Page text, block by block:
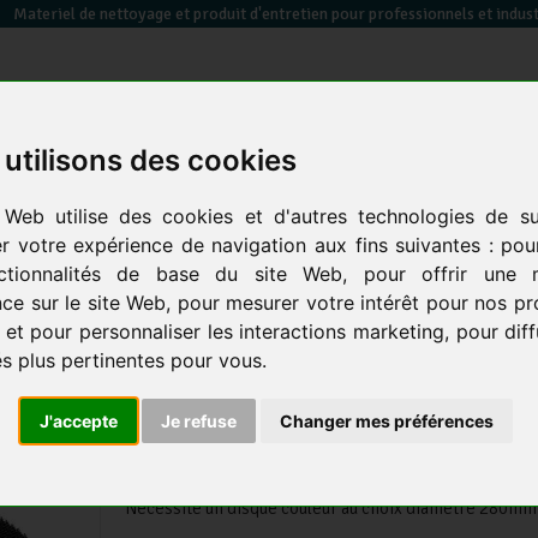
des cookies
utilise des cookies et d'autres technologies de
votre expérience de navigation aux fins suivantes :
de base du site Web, pour offrir une
sur le site Web, pour mesurer votre intérêt pour nos
et pour personnaliser les interactions marketing, pour
plus pertinentes pour vous.
J'accepte Je refuse Changer mes préférences
Materiel de nettoyage et produit d'entretien pour professionnels et
électrique
locaux
retouraux produits prod.
Plateau porte disque pour
Comac Vispa XS ou Karcher
Pack
Nécessite un disque couleur au choix diamètre 280mm